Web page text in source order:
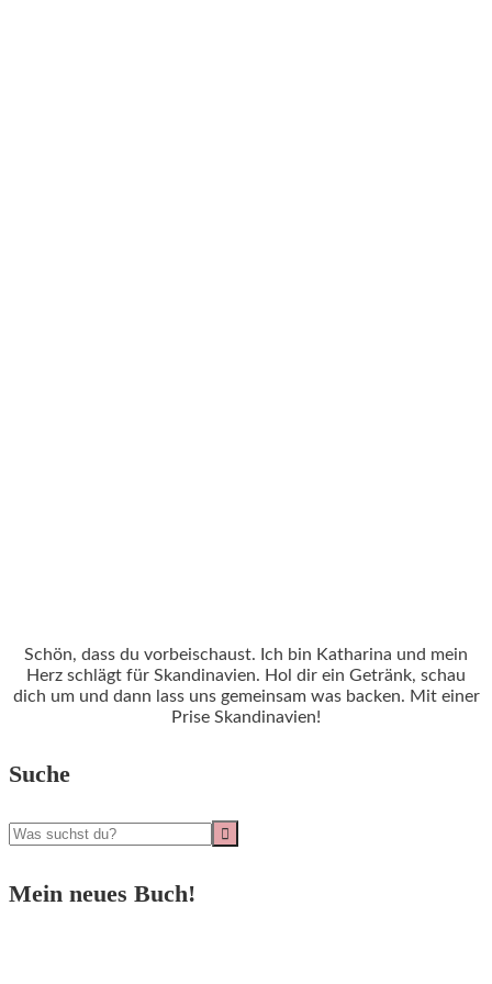
Schön, dass du vorbeischaust. Ich bin Katharina und mein
Herz schlägt für Skandinavien. Hol dir ein Getränk, schau
dich um und dann lass uns gemeinsam was backen. Mit einer
Prise Skandinavien!
Suche
Mein neues Buch!